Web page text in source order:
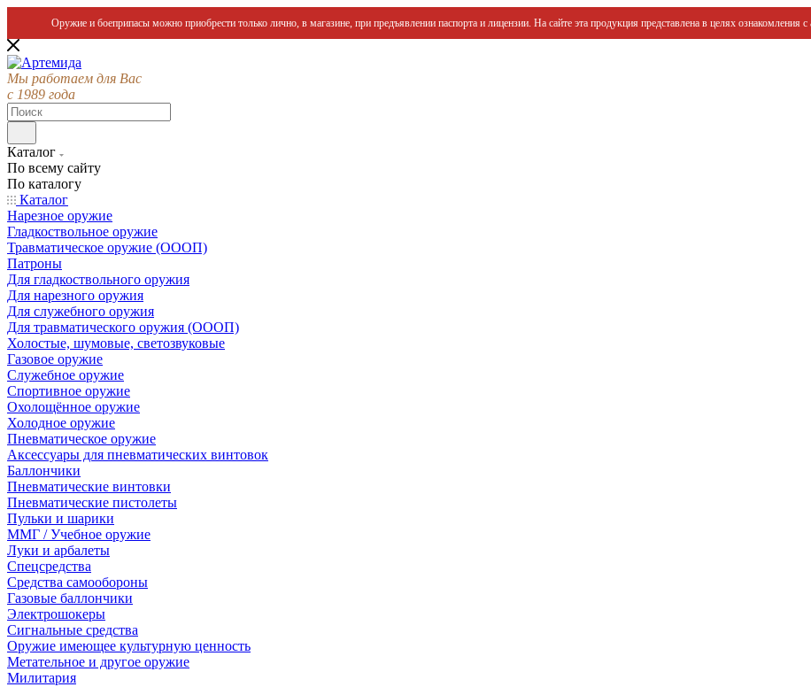
Оружие и боеприпасы можно приобрести только лично, в магазине, при предъявлении паспорта и лицензии. На сайте эта продукция представлена в целях ознакомления
Мы работаем для Вас
с 1989 года
Каталог
По всему сайту
По каталогу
Каталог
Нарезное оружие
Гладкоствольное оружие
Травматическое оружие (ОООП)
Патроны
Для гладкоствольного оружия
Для нарезного оружия
Для служебного оружия
Для травматического оружия (ОООП)
Холостые, шумовые, светозвуковые
Газовое оружие
Служебное оружие
Спортивное оружие
Охолощённое оружие
Холодное оружие
Пневматическое оружие
Аксессуары для пневматических винтовок
Баллончики
Пневматические винтовки
Пневматические пистолеты
Пульки и шарики
ММГ / Учебное оружие
Луки и арбалеты
Спецсредства
Средства самообороны
Газовые баллончики
Электрошокеры
Сигнальные средства
Оружие имеющее культурную ценность
Метательное и другое оружие
Милитария